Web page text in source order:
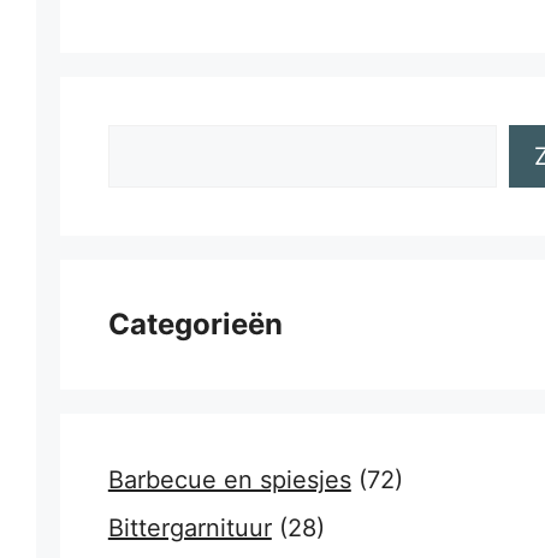
Categorieën
Barbecue en spiesjes(72)
Bittergarnituur(28)